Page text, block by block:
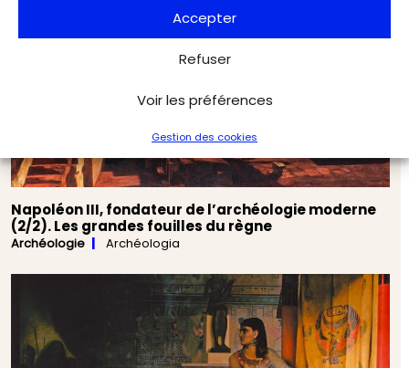
Accepter
Refuser
Voir les préférences
Gestion des cookies
Napoléon III, fondateur de l’archéologie moderne
(2/2). Les grandes fouilles du règne
Archéologie Archéologia